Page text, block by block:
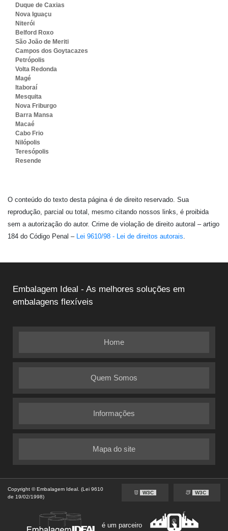
Duque de Caxias
Nova Iguaçu
Niterói
Belford Roxo
São João de Meriti
Campos dos Goytacazes
Petrópolis
Volta Redonda
Magé
Itaboraí
Mesquita
Nova Friburgo
Barra Mansa
Macaé
Cabo Frio
Nilópolis
Teresópolis
Resende
O conteúdo do texto desta página é de direito reservado. Sua
reprodução, parcial ou total, mesmo citando nossos links, é proibida
sem a autorização do autor. Crime de violação de direito autoral – artigo
184 do Código Penal – Lei 9610/98 - Lei de direitos autorais.
Embalagem Ideal - As melhores soluções em
embalagens flexíveis
Home
Quem Somos
Informações
Mapa do site
Copyright © Embalagem Ideal. (Lei 9610
de 19/02/1998)
W3C W3C
é um parceiro